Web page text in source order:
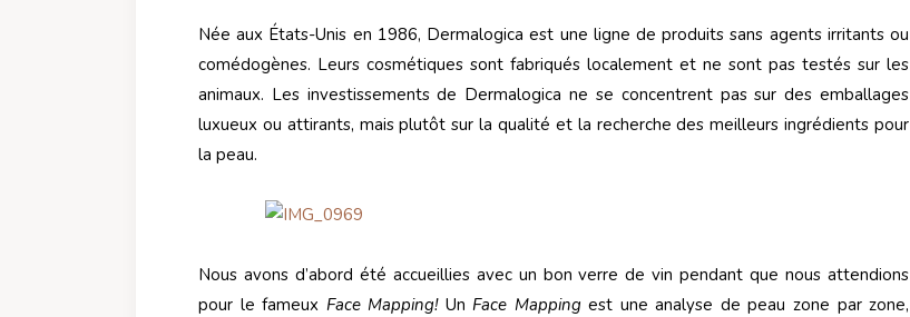
Née aux États-Unis en 1986, Dermalogica est une ligne de produits sans agents irritants ou
comédogènes. Leurs cosmétiques sont fabriqués localement et ne sont pas testés sur les
animaux. Les investissements de Dermalogica ne se concentrent pas sur des emballages
luxueux ou attirants, mais plutôt sur la qualité et la recherche des meilleurs ingrédients pour
la peau.
Nous avons d’abord été accueillies avec un bon verre de vin pendant que nous attendions
pour le fameux Face Mapping! UnFace Mapping est une analyse de peau zone par zone,